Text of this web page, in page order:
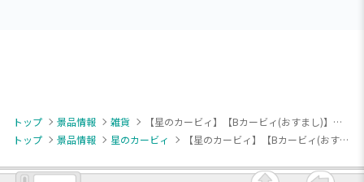
トップ 景品情報 雑貨
【星のカービィ】【Bカービィ(おすまし)】星のカービィ だきつきポシェット
トップ
景品情報 星のカービィ 【星のカービィ】【Bカービィ(おすまし)】星のカービィ だきつきポシェット